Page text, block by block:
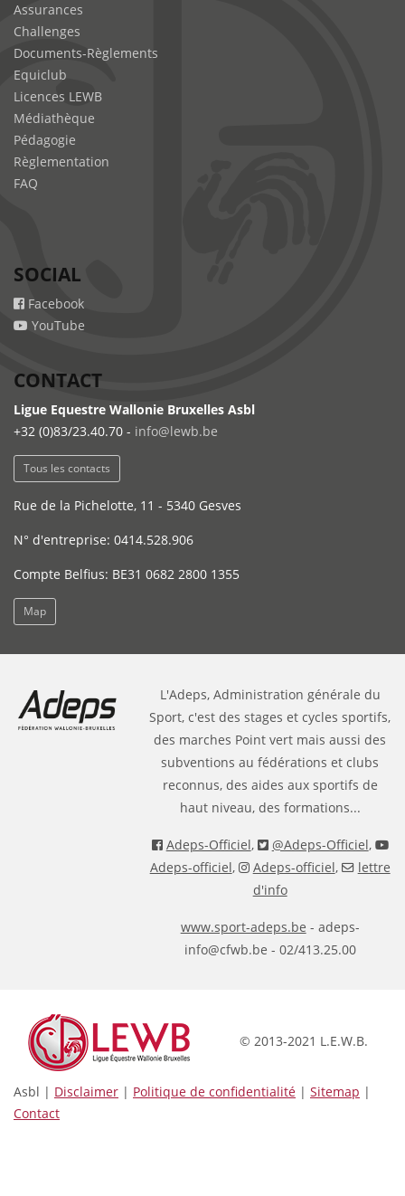
Assurances
Challenges
Documents-Règlements
Equiclub
Licences LEWB
Médiathèque
Pédagogie
Règlementation
FAQ
SOCIAL
Facebook
YouTube
CONTACT
Ligue Equestre Wallonie Bruxelles Asbl
+32 (0)83/23.40.70 - info@lewb.be
Tous les contacts
Rue de la Pichelotte, 11 - 5340 Gesves
N° d'entreprise: 0414.528.906
Compte Belfius: BE31 0682 2800 1355
Map
L'Adeps, Administration générale du
Sport, c'est des stages et cycles sportifs,
des marches Point vert mais aussi des
subventions au fédérations et clubs
reconnus, des aides aux sportifs de
haut niveau, des formations...
Adeps-Officiel, @Adeps-Officiel,
Adeps-officiel, Adeps-officiel,
lettre
d'info
www.sport-adeps.be - adeps-
info@cfwb.be - 02/413.25.00
© 2013-2021 L.E.W.B.
Asbl | Disclaimer | Politique de confidentialité | Sitemap |
Contact